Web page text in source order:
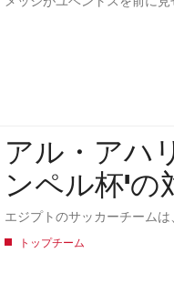
アル・アハリ、61回目
ンペル杯'の
エジプトのサッカーチーム
トップチーム